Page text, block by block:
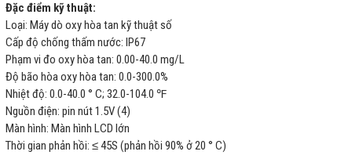
Đặc điểm kỹ thuật:
Loại: Máy dò oxy hòa tan kỹ thuật số
Cấp độ chống thấm nước: IP67
Phạm vi đo oxy hòa tan: 0.00-40.0 mg/L
Độ bão hòa oxy hòa tan: 0.0-300.0%
Nhiệt độ: 0.0-40.0 ° C; 32.0-104.0 ℉
Nguồn điện: pin nút 1.5V (4)
Màn hình: Màn hình LCD lớn
Thời gian phản hồi: ≤ 45S (phản hồi 90% ở 20 ° C)